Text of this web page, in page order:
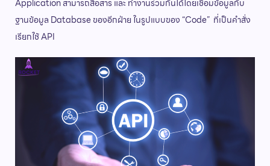
Application สามารถสื่อสาร และ ทำงานร่วมกันได้โดยเชื่อมข้อมูลกับ
ฐานข้อมูล Database ของอีกฝ่าย ในรูปแบบของ “Code” ที่เป็นคำสั่ง
เรียกใช้ API